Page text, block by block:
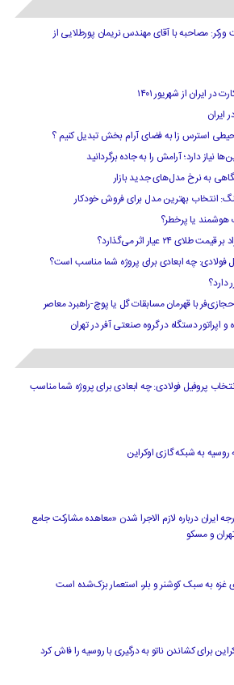
ورکر: مصاحبه با آقای مهندس نریمان پورطلایی از
در ایران از شهریور ۱۴۰۱
ایران
استرس زا به فضای آرام بخش تبدیل کنیم ؟
نیاز دارد؛ آرامش را به جاده برگردانید
به نرخ مدل‌های جدید بازار
انتخاب بهترین مدل برای فروش خودکار
هوشمند یا پرخطر؟
۲۴ عیار اثر می‌گذارد؟
فولادی: چه ابعادی برای پروژه شما مناسب است؟
دارد​؟
با قهرمان مسابقات گل یا پوچ-راهبرد معاصر
اپراتور دستگاه در گروه صنعتی آفر در تهران
پروفیل فولادی: چه ابعادی برای پروژه شما مناسب
به شبکه گازی اوکراین
ایران درباره لازم‌ الاجرا شدن «معاهده مشارکت جامع
و مسکو
غزه به سبک کوشنر و بلر، استعمار بزک‌شده است
برای کشاندن ناتو به درگیری با روسیه را فاش کرد